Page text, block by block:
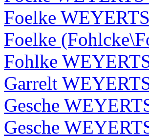
Foelke WEYERTS
Foelke
Fohlke
Garrelt
Gesche
Gesche